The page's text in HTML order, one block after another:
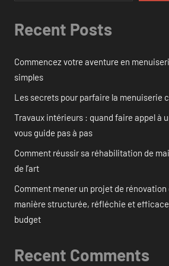
Recent Posts
Commencez votre aventure en
simples
Les secrets pour parfaire la menuiserie
Travaux intérieurs : quand faire appel à
vous guide pas à pas
Comment réussir sa réhabilitation de
de l’art
Comment mener un projet de rénovation
manière structurée, réfléchie et
budget
Recent Comments